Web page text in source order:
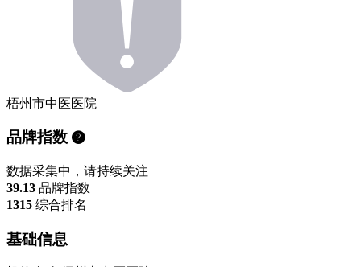
梧州市中医医院
品牌指数
数据采集中，请持续关注
39.13 品牌指数
1315 综合排名
基础信息